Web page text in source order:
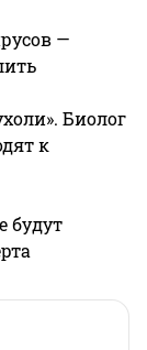
—
Биолог
к
будут